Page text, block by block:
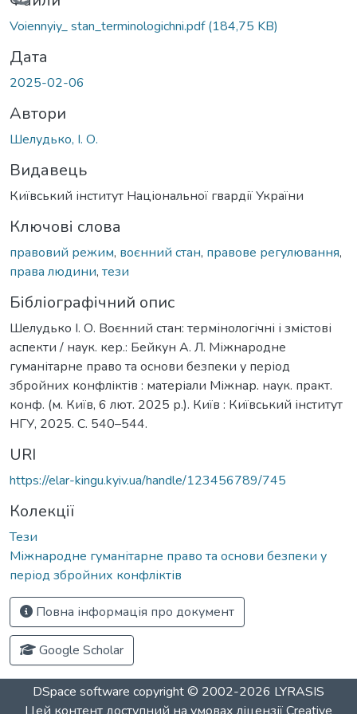
Вантажиться...
Voiеnnyiy_ stan_terminologichni.pdf(184,75 KB)
Дата
2025-02-06
Автори
Шелудько, І. О.
Видавець
Київський інститут Національної гвардії України
Ключові слова
правовий режим, воєнний стан, правове регулювання,
права людини, тези
Бібліографічний опис
Шелудько І. О. Воєнний стан: термінологічні і змістові
аспекти / наук. кер.: Бейкун А. Л. Міжнародне
гуманітарне право та основи безпеки у період
збройних конфліктів : матеріали Міжнар. наук. практ.
конф. (м. Київ, 6 лют. 2025 р.). Київ : Київський інститут
НГУ, 2025. С. 540–544.
URI
https://elar-kingu.kyiv.ua/handle/123456789/745
Колекції
Тези
Міжнародне гуманітарне право та основи безпеки у
період збройних конфліктів
Повна інформація про документ
Google Scholar
DSpace software copyright © 2002-2026 LYRASIS